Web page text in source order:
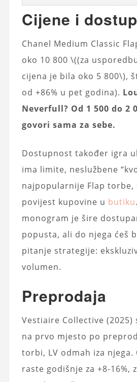
Cijene i
Chanel Medium Classic
oko 10 800 \((za
cijena je bila oko 5 800\),
od +86% u pet godina).
Neverfull? Od 1 500 do 2
govori sama za sebe.
Dostupnost također igra
ima limite, neslužbene
najpopularnije Flap torbe,
povijest kupovine u butiku
monogram je šire
popusta, ali do njega ćeš
pitanje strategije:
volumen.
Preprodaja
Vestiaire Collective (2025)
na prvo mjesto po
torbi, LV odmah iza njega.
raste godišnje za +8-16%,